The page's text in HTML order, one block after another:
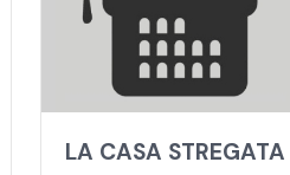
LA CASA STREGATA